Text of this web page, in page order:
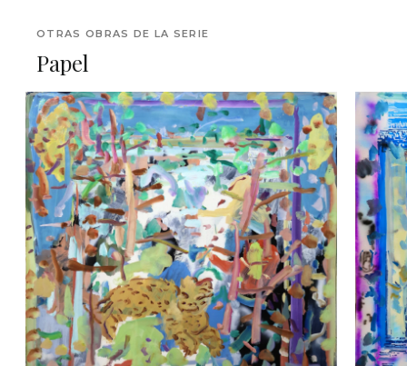
OTRAS OBRAS DE LA SERIE
Papel